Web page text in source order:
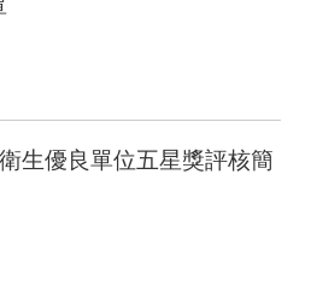
生優良單位五星獎評核簡